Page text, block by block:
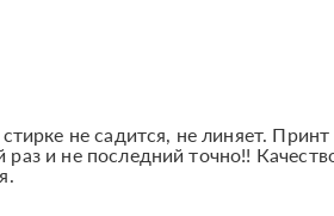
не садится, не линяет. Принт
и не последний точно!!